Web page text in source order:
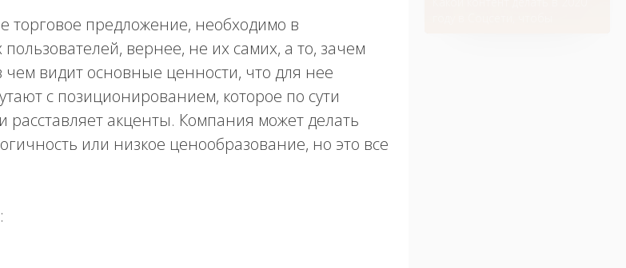
торговое предложение, необходимо в
вернее, не их самих, а то, зачем
видит основные ценности, что для нее
с позиционированием, которое по сути
расставляет акценты. Компания может делать
или низкое ценообразование, но это все